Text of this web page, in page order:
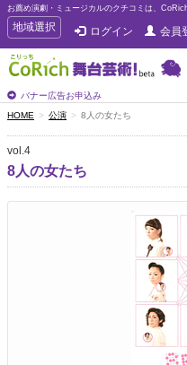
お薦め演劇・ミュージカルのクチコミは、
T
o
g
g
e
n
a
v
i
g
地域選択 ログイン 会員
バナー広告お申込み
HOME 公演 8人の女たち
vol.4
8人の女たち